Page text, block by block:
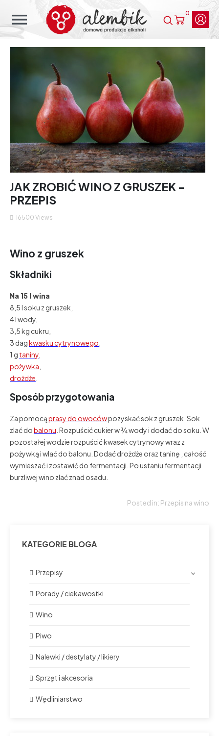
menu 0
JAK ZROBIĆ WINO Z GRUSZEK -
PRZEPIS
16500 Views
Wino z gruszek
Składniki
Na 15 l wina
8,5 l soku z gruszek,
4 l wody,
3,5 kg cukru,
3 dagkwasku cytrynowego
1 g taniny
pożywka
drożdże
Sposób przygotowania
Za pomocąprasy do owocówpozyskać sok z gruszek. Sok
zlać dobalonu . Rozpuścić cukier w ¾ wody i dodać do soku. W
pozostałej wodzie rozpuścić kwasek cytrynowy wraz z
pożywką i wlać do balonu. Dodać drożdże oraz taninę , całość
wymieszać i zostawić do fermentacji. Po ustaniu fermentacji
burzliwej wino zlać znad osadu.
Posted in: Przepis na wino
KATEGORIE BLOGA
Przepisy
Porady / ciekawostki
Wino
Piwo
Nalewki / destylaty / likiery
Sprzęt i akcesoria
Wędliniarstwo